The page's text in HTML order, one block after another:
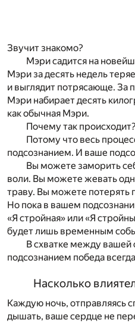
Звучит знакомо?
Мэри садится на
Мэри за десять недель
и выглядит потрясающе. За
Мэри набирает десять
как обычная Мэри.
Почему так происходит?
Потому что весь
подсознанием. И ваше
Вы можете заморить
воли. Вы можете жевать
траву. Вы можете потерять
Но пока в вашем
«Я стройная» или «Я
будет лишь временным
В схватке между вашей
подсознанием победа
Насколько
Каждую ночь, отправляясь
дышать, ваше сердце не